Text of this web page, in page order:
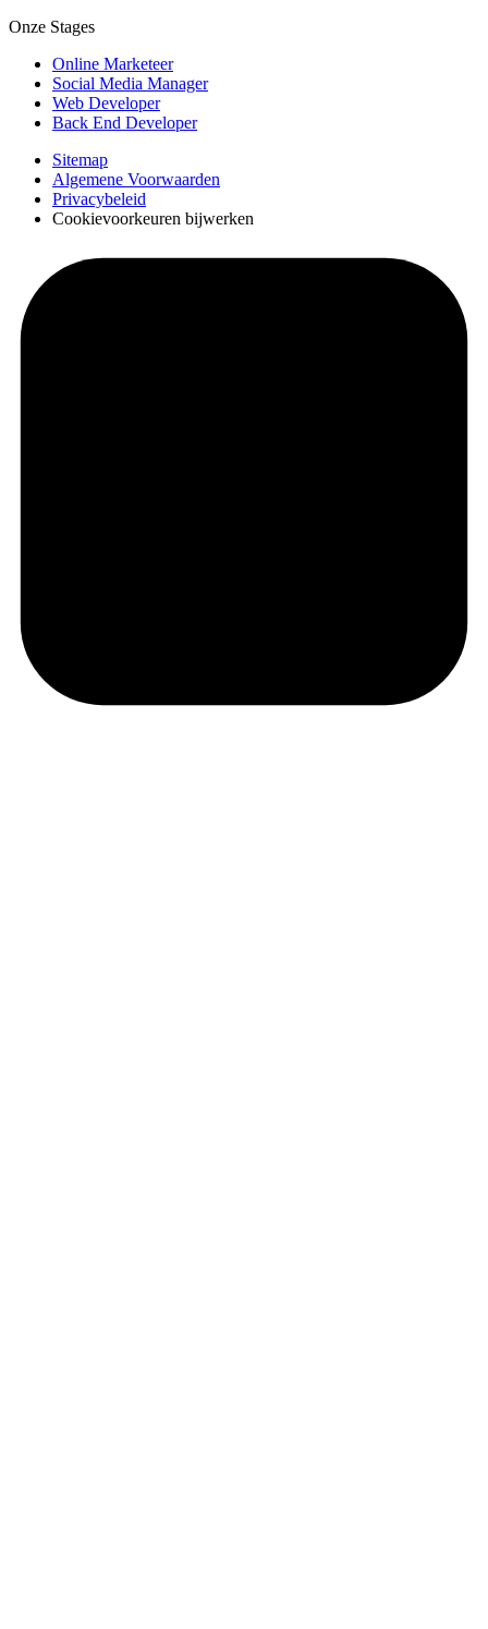
Onze Stages
Online Marketeer
Social Media Manager
Web Developer
Back End Developer
Sitemap
Algemene Voorwaarden
Privacybeleid
Cookievoorkeuren bijwerken